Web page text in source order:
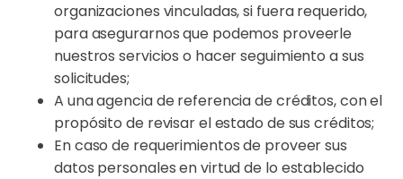
organizaciones vinculadas, si fuera requerido,
para asegurarnos que podemos proveerle
nuestros servicios o hacer seguimiento a sus
solicitudes;
A una agencia de referencia de créditos, con el
propósito de revisar el estado de sus créditos;
En caso de requerimientos de proveer sus
datos personales en virtud de lo establecido